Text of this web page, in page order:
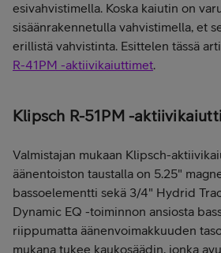
esivahvistimella. Koska kaiutin on
sisäänrakennetulla vahvistimella, et
erillistä vahvistinta. Esittelen tässä
R-41PM -aktiivikaiuttimet.
Klipsch R-51PM -
Valmistajan mukaan Klipsch-
äänentoiston taustalla on 5.25"
bassoelementti sekä 3/4" Hydrid
Dynamic EQ -toiminnon ansiosta
riippumatta äänenvoimakkuuden
mukana tukee kaukosäädin, jonka